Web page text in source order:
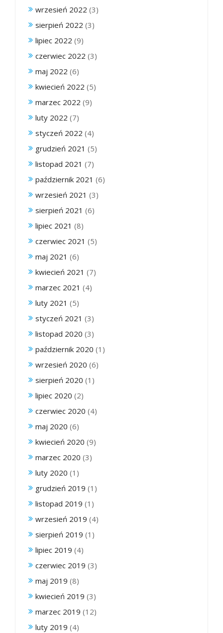
wrzesień 2022 (3)
sierpień 2022 (3)
lipiec 2022 (9)
czerwiec 2022 (3)
maj 2022 (6)
kwiecień 2022 (5)
marzec 2022 (9)
luty 2022 (7)
styczeń 2022 (4)
grudzień 2021 (5)
listopad 2021 (7)
październik 2021 (6)
wrzesień 2021 (3)
sierpień 2021 (6)
lipiec 2021 (8)
czerwiec 2021 (5)
maj 2021 (6)
kwiecień 2021 (7)
marzec 2021 (4)
luty 2021 (5)
styczeń 2021 (3)
listopad 2020 (3)
październik 2020 (1)
wrzesień 2020 (6)
sierpień 2020 (1)
lipiec 2020 (2)
czerwiec 2020 (4)
maj 2020 (6)
kwiecień 2020 (9)
marzec 2020 (3)
luty 2020 (1)
grudzień 2019 (1)
listopad 2019 (1)
wrzesień 2019 (4)
sierpień 2019 (1)
lipiec 2019 (4)
czerwiec 2019 (3)
maj 2019 (8)
kwiecień 2019 (3)
marzec 2019 (12)
luty 2019 (4)